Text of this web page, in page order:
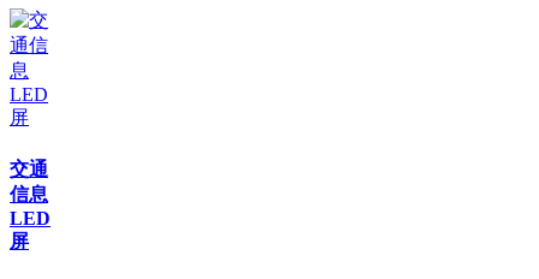
交通
信息
LED
屏